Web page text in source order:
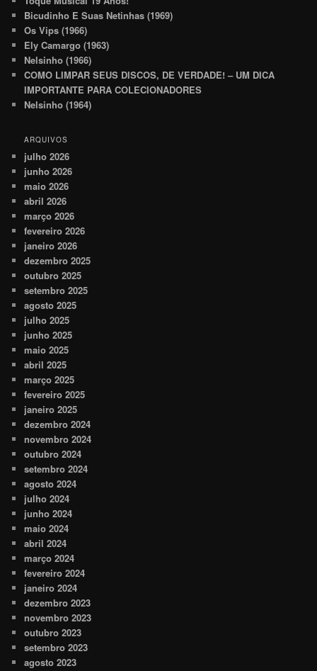
Bicudinho E Suas Netinhas (1969)
Os Vips (1966)
Ely Camargo (1963)
Nelsinho (1966)
COMO LIMPAR SEUS DISCOS, DE VERDADE! – UM DICA
IMPORTANTE PARA COLECIONADORES
Nelsinho (1964)
ARQUIVOS
julho 2026
junho 2026
maio 2026
abril 2026
março 2026
fevereiro 2026
janeiro 2026
dezembro 2025
outubro 2025
setembro 2025
agosto 2025
julho 2025
junho 2025
maio 2025
abril 2025
março 2025
fevereiro 2025
janeiro 2025
dezembro 2024
novembro 2024
outubro 2024
setembro 2024
agosto 2024
julho 2024
junho 2024
maio 2024
abril 2024
março 2024
fevereiro 2024
janeiro 2024
dezembro 2023
novembro 2023
outubro 2023
setembro 2023
agosto 2023